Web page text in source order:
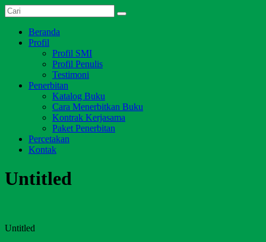
Skip
to
content
Media
Indonesia
Dari
Jambi
untuk
Menu
Beranda
Profil
Profil SMI
Profil Penulis
Testimoni
Penerbitan
Katalog Buku
Cara Menerbitkan Buku
Kontrak Kerjasama
Paket Penerbitan
Percetakan
Kontak
Untitled
Untitled